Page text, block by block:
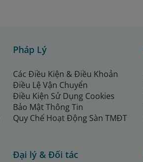
Pháp Lý
Các Điều Kiện & Điều Khoản
Điều Lệ Vận Chuyển
Điều Kiện Sử Dụng Cookies
Bảo Mật Thông Tin
Quy Chế Hoạt Động Sàn TMĐT
Đại lý & Đối tác